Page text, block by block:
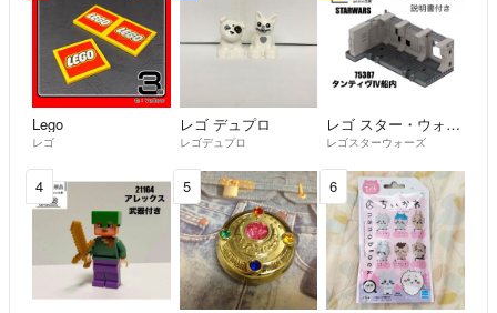
Lego
レゴ
レゴ デュプロ
レゴデュプロ
レゴ スター・ウォーズ
レゴスターウォーズ
4 5 6